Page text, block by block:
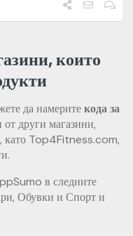
които
да намеритекода за
други магазини,
като Top4Fitness.com,
в следните
Обувки и Спорт и